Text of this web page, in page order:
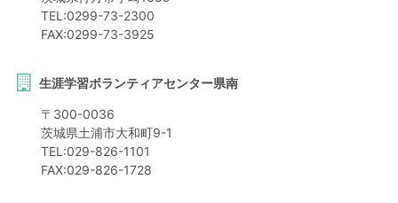
TEL:0299-73-2300
FAX:0299-73-3925
生涯学習ボランティアセンター県南
〒 300-0036
茨城県土浦市大和町9-1
TEL:029-826-1101
FAX:029-826-1728